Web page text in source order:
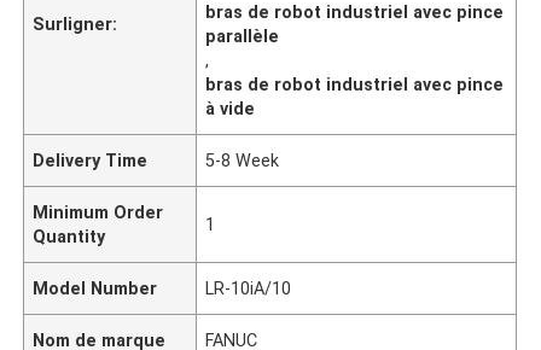
Surligner:
bras de robot industriel avec pince
parallèle
,
bras de robot industriel avec pince
à vide
Delivery Time 5-8 Week
Minimum Order
Quantity
1
Model Number LR-10iA/10
Nom de marque FANUC